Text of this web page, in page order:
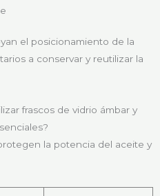
el posicionamiento de la
a conservar y reutilizar la
frascos de vidrio ámbar y
la potencia del aceite y